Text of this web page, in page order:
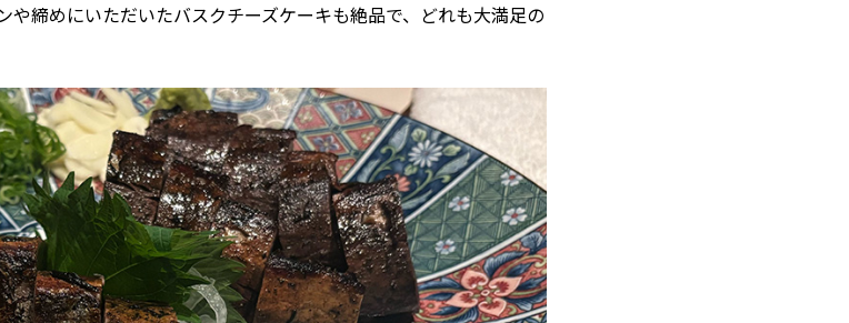
や締めにいただいたバスクチーズケーキも絶品で、どれも大満足の